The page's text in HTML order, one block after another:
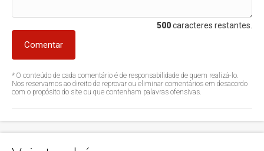
500caracteres restantes.
Comentar
* O conteúdo de cada comentário é de responsabilidade de quem realizá-lo.
Nos reservamos ao direito de reprovar ou eliminar comentários em desacordo
com o propósito do site ou que contenham palavras ofensivas.